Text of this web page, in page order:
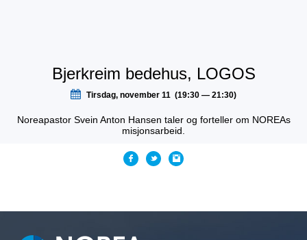
Bjerkreim bedehus, LOGOS
Tirsdag, november 11 (19:30 — 21:30)
Noreapastor Svein Anton Hansen taler og forteller om NOREAs
misjonsarbeid.